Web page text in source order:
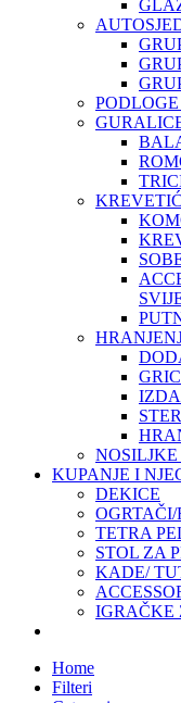
KUPANJE I
DEKICE
TETRA
STOL ZA
KADE/
IGRAČKE
Home
Filteri